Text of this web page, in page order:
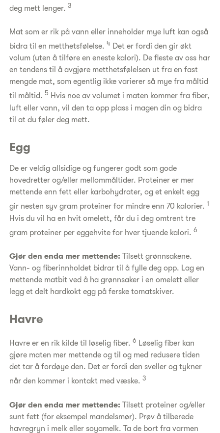
deg mett lenger.3
Mat som er rik på vann eller inneholder mye luft kan også
bidra til en metthetsfølelse. 4 Det er fordi den gir økt
volum (uten å tilføre en eneste kalori). De fleste av oss har
en tendens til å avgjøre metthetsfølelsen ut fra en fast
mengde mat, som egentlig ikke varierer så mye fra måltid
til måltid. 5 Hvis noe av volumet i maten kommer fra fiber,
luft eller vann, vil den ta opp plass i magen din og bidra
til at du føler deg mett.
Egg
De er veldig allsidige og fungerer godt som gode
hovedretter og/eller mellommåltider. Proteiner er mer
mettende enn fett eller karbohydrater, og et enkelt egg
gir nesten syv gram proteiner for mindre enn 70 kalorier. 1
Hvis du vil ha en hvit omelett, får du i deg omtrent tre
gram proteiner per eggehvite for hver tjuende kalori.6
Gjør den enda mer mettende: Tilsett grønnsakene.
Vann- og fiberinnholdet bidrar til å fylle deg opp. Lag en
mettende matbit ved å ha grønnsaker i en omelett eller
legg et delt hardkokt egg på ferske tomatskiver.
Havre
Havre er en rik kilde til løselig fiber.6 Løselig fiber kan
gjøre maten mer mettende og til og med redusere tiden
det tar å fordøye den. Det er fordi den sveller og tykner
når den kommer i kontakt med væske.3
Gjør den enda mer mettende:Tilsett proteiner og/eller
sunt fett (for eksempel mandelsmør). Prøv å tilberede
havregryn i melk eller soyamelk. Ta de bort fra varmen